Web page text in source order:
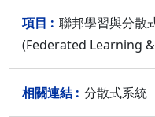
聯邦學習與分散
(Federated Learning
分散式系統